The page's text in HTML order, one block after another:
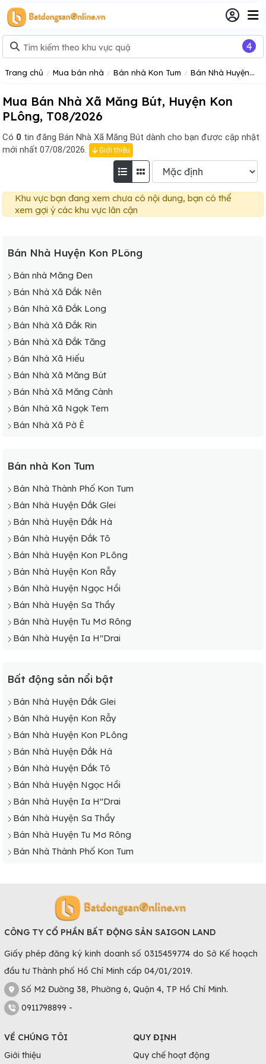
Trang chủ Mua bán nhà Bán nhà Kon Tum Bán Nhà Huyện Kon PLông
Mua Bán Nhà Xã Măng Bút, Huyện Kon
PLông, T08/2026
Có 0 tin đăng Bán Nhà Xã Măng Bút dành cho bạn được cập nhật
mới nhất 07/08/2026.
Giới thiệu
Khu vực bạn đang xem chưa có nội dung, bạn có thể
xem gợi ý các khu vực lân cận
Bán Nhà Huyện Kon PLông
Bán nhà Măng Đen
Bán Nhà Xã Đắk Nên
Bán Nhà Xã Đắk Long
Bán Nhà Xã Đắk Rin
Bán Nhà Xã Đắk Tăng
Bán Nhà Xã Hiếu
Bán Nhà Xã Măng Bút
Bán Nhà Xã Măng Cành
Bán Nhà Xã Ngọk Tem
Bán Nhà Xã Pờ Ê
Bán nhà Kon Tum
Bán Nhà Thành Phố Kon Tum
Bán Nhà Huyện Đắk Glei
Bán Nhà Huyện Đắk Hà
Bán Nhà Huyện Đắk Tô
Bán Nhà Huyện Kon PLông
Bán Nhà Huyện Kon Rẫy
Bán Nhà Huyện Ngọc Hồi
Bán Nhà Huyện Sa Thầy
Bán Nhà Huyện Tu Mơ Rông
Bán Nhà Huyện Ia H"Drai
Bất động sản nổi bật
Bán Nhà Huyện Đắk Glei
Bán Nhà Huyện Kon Rẫy
Bán Nhà Huyện Kon PLông
Bán Nhà Huyện Đắk Hà
Bán Nhà Huyện Đắk Tô
Bán Nhà Huyện Ngọc Hồi
Bán Nhà Huyện Ia H"Drai
Bán Nhà Huyện Sa Thầy
Bán Nhà Huyện Tu Mơ Rông
Bán Nhà Thành Phố Kon Tum
4
CÔNG TY CỔ PHẦN BẤT ĐỘNG SẢN SAIGON LAND
Giấy phép đăng ký kinh doanh số 0315459774 do Sở Kế hoạch
đầu tư Thành phố Hồ Chí Minh cấp 04/01/2019.
Số M2 Đường 38, Phường 6, Quận 4, TP Hồ Chí Minh.
0911798899 -
VỀ CHÚNG TÔI
Giới thiệu
QUY ĐỊNH
Quy chế hoạt động